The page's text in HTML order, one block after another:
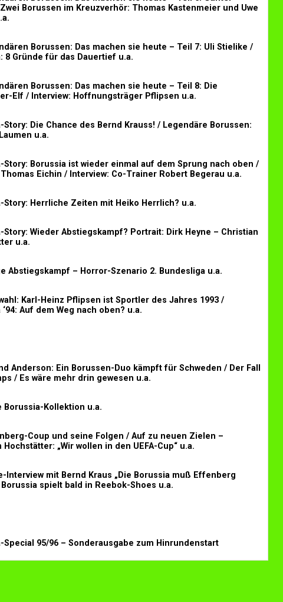
Borussen im Kreuzverhör: Thomas Kastenmeier und Uwe
Borussen: Das machen sie heute – Teil 7: Uli Stielike /
8 Gründe für das Dauertief u.a.
Borussen: Das machen sie heute – Teil 8: Die
Elf / Interview: Hoffnungsträger Pflipsen u.a.
Story: Die Chance des Bernd Krauss! / Legendäre Borussen:
u.a.
Story: Borussia ist wieder einmal auf dem Sprung nach oben /
Eichin / Interview: Co-Trainer Robert Begerau u.a.
Story: Herrliche Zeiten mit Heiko Herrlich? u.a.
Story: Wieder Abstiegskampf? Portrait: Dirk Heyne – Christian
u.a.
Abstiegskampf – Horror-Szenario 2. Bundesliga u.a.
Karl-Heinz Pflipsen ist Sportler des Jahres 1993 /
‘94: Auf dem Weg nach oben? u.a.
Anderson: Ein Borussen-Duo kämpft für Schweden / Der Fall
/ Es wäre mehr drin gewesen u.a.
Borussia-Kollektion u.a.
Coup und seine Folgen / Auf zu neuen Zielen –
Hochstätter: „Wir wollen in den UEFA-Cup“ u.a.
Interview mit Bernd Kraus „Die Borussia muß Effenberg
Borussia spielt bald in Reebok-Shoes u.a.
Special 95/96 – Sonderausgabe zum Hinrundenstart